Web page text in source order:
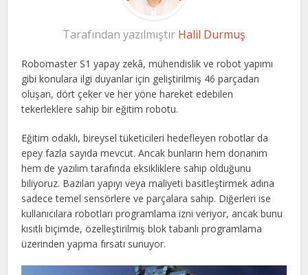
Tarafından yazılmıştır Halil Durmuş
Robomaster S1 yapay zekâ, mühendislik ve robot yapımı
gibi konulara ilgi duyanlar için geliştirilmiş 46 parçadan
oluşan, dört çeker ve her yöne hareket edebilen
tekerleklere sahip bir eğitim robotu.
Eğitim odaklı, bireysel tüketicileri hedefleyen robotlar da
epey fazla sayıda mevcut. Ancak bunların hem donanım
hem de yazılım tarafında eksikliklere sahip olduğunu
biliyoruz. Bazıları yapıyı veya maliyeti basitleştirmek adına
sadece temel sensörlere ve parçalara sahip. Diğerleri ise
kullanıcılara robotları programlama izni veriyor, ancak bunu
kısıtlı biçimde, özelleştirilmiş blok tabanlı programlama
üzerinden yapma fırsatı sunuyor.